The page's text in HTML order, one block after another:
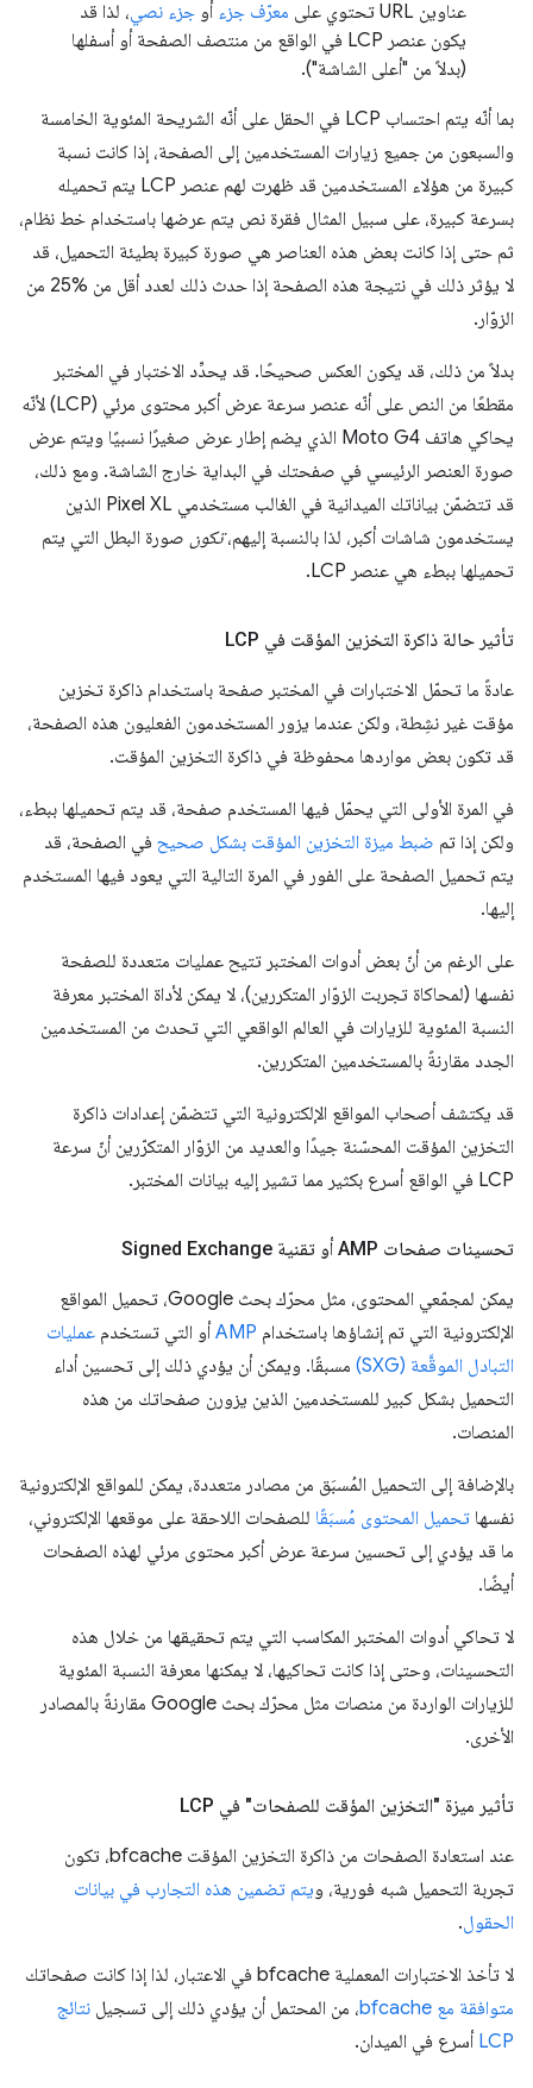
عناوين URL تحتوي على معرّف جزء أو جزء نصي، لذا قد
يكون عنصر LCP في الواقع من منتصف الصفحة أو أسفلها
(بدلاً من "أعلى الشاشة").
بما أنّه يتم احتساب LCP في الحقل على أنّه الشريحة المئوية الخامسة
والسبعون من جميع زيارات المستخدمين إلى الصفحة، إذا كانت نسبة
كبيرة من هؤلاء المستخدمين قد ظهرت لهم عنصر LCP يتم تحميله
بسرعة كبيرة، على سبيل المثال فقرة نص يتم عرضها باستخدام خط نظام،
ثم حتى إذا كانت بعض هذه العناصر هي صورة كبيرة بطيئة التحميل، قد
لا يؤثر ذلك في نتيجة هذه الصفحة إذا حدث ذلك لعدد أقل من ‎25% من
الزوّار.
بدلاً من ذلك، قد يكون العكس صحيحًا. قد يحدِّد الاختبار في المختبر
مقطعًا من النص على أنّه عنصر سرعة عرض أكبر محتوى مرئي (LCP) لأنّه
يحاكي هاتف Moto G4 الذي يضم إطار عرض صغيرًا نسبيًا ويتم عرض
صورة العنصر الرئيسي في صفحتك في البداية خارج الشاشة. ومع ذلك،
قد تتضمّن بياناتك الميدانية في الغالب مستخدمي Pixel XL الذين
يستخدمون شاشات أكبر، لذا بالنسبة إليهم،تكون صورة البطل التي يتم
تحميلها ببطء هي عنصر LCP.
تأثير حالة ذاكرة التخزين المؤقت في LCP
عادةً ما تحمّل الاختبارات في المختبر صفحة باستخدام ذاكرة تخزين
مؤقت غير نشِطة، ولكن عندما يزور المستخدمون الفعليون هذه الصفحة،
قد تكون بعض مواردها محفوظة في ذاكرة التخزين المؤقت.
في المرة الأولى التي يحمّل فيها المستخدم صفحة، قد يتم تحميلها ببطء،
ولكن إذا تم ضبط ميزة التخزين المؤقت بشكل صحيح في الصفحة، قد
يتم تحميل الصفحة على الفور في المرة التالية التي يعود فيها المستخدم
إليها.
على الرغم من أنّ بعض أدوات المختبر تتيح عمليات متعددة للصفحة
نفسها (لمحاكاة تجربت الزوّار المتكررين)، لا يمكن لأداة المختبر معرفة
النسبة المئوية للزيارات في العالم الواقعي التي تحدث من المستخدمين
الجدد مقارنةً بالمستخدمين المتكررين.
قد يكتشف أصحاب المواقع الإلكترونية التي تتضمّن إعدادات ذاكرة
التخزين المؤقت المحسّنة جيدًا والعديد من الزوّار المتكرّرين أنّ سرعة
LCP في الواقع أسرع بكثير مما تشير إليه بيانات المختبر.
تحسينات صفحات AMP أو تقنية Signed Exchange
يمكن لمجمّعي المحتوى، مثل محرّك بحث Google، تحميل المواقع
الإلكترونية التي تم إنشاؤها باستخدام AMPأو التي تستخدم عمليات
التبادل الموقَّعة (SXG)
مسبقًا. ويمكن أن يؤدي ذلك إلى تحسين أداء
التحميل بشكل كبير للمستخدمين الذين يزورن صفحاتك من هذه
المنصات.
بالإضافة إلى التحميل المُسبَق من مصادر متعددة، يمكن للمواقع الإلكترونية
نفسها تحميل المحتوى مُسبَقًا للصفحات اللاحقة على موقعها الإلكتروني،
ما قد يؤدي إلى تحسين سرعة عرض أكبر محتوى مرئي لهذه الصفحات
أيضًا.
لا تحاكي أدوات المختبر المكاسب التي يتم تحقيقها من خلال هذه
التحسينات، وحتى إذا كانت تحاكيها، لا يمكنها معرفة النسبة المئوية
للزيارات الواردة من منصات مثل محرّك بحث Google مقارنةً بالمصادر
الأخرى.
تأثير ميزة "التخزين المؤقت للصفحات" في LCP
عند استعادة الصفحات من ذاكرة التخزين المؤقت bfcache، تكون
تجربة التحميل شبه فورية، ويتم تضمين هذه التجارب في بيانات
الحقول.
لا تأخذ الاختبارات المعملية bfcache في الاعتبار، لذا إذا كانت صفحاتك
متوافقة مع bfcache
، من المحتمل أن يؤدي ذلك إلى تسجيل نتائج
LCP أسرع في الميدان.